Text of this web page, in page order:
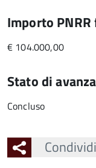
Importo
€ 104.000,00
Stato di
Concluso
Condividi